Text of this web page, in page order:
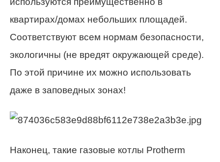
квартирах/домах небольших площадей.
Соответствуют всем нормам безопасности,
экологичны (не вредят окружающей среде).
По этой причине их можно использовать
даже в заповедных зонах!
Наконец, такие газовые котлы Protherm